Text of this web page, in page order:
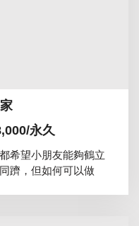
永久
希望小朋友能夠鶴立
躋，但如何可以做